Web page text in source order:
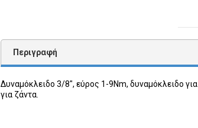
Περιγραφή
Δυναμόκλειδο 3/8", εύρος 1-9Nm, δυναμόκλειδο
για ζάντα.